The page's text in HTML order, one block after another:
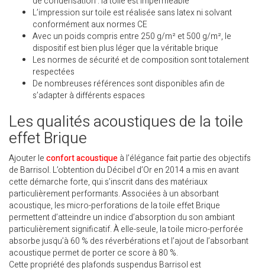
L’impression sur toile est réalisée sans latex ni solvant
conformément aux normes CE
Avec un poids compris entre 250 g/m² et 500 g/m², le
dispositif est bien plus léger que la véritable brique
Les normes de sécurité et de composition sont totalement
respectées
De nombreuses références sont disponibles afin de
s’adapter à différents espaces
Les qualités acoustiques de la toile
effet Brique
Ajouter leconfort acoustiqueà l’élégance fait partie des objectifs
de Barrisol. L’obtention du Décibel d’Or en 2014 a mis en avant
cette démarche forte, qui s’inscrit dans des matériaux
particulièrement performants. Associées à un absorbant
acoustique, les micro-perforations de la toile effet Brique
permettent d’atteindre un indice d’absorption du son ambiant
particulièrement significatif. À elle-seule, la toile micro-perforée
absorbe jusqu’à 60 % des réverbérations et l’ajout de l’absorbant
acoustique permet de porter ce score à 80 %.
Cette propriété des plafonds suspendus Barrisol est